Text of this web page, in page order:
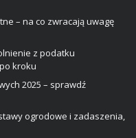
– na co zwracają uwagę
z podatku
kroku
2025 – sprawdź
ogrodowe i zadaszenia,